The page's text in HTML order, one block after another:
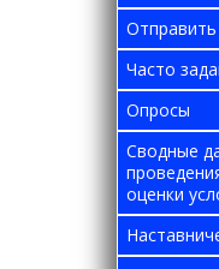
Часто
Опросы
Сводные
оценки